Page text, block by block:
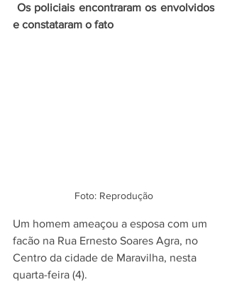
e constataram o fato
Foto: Reprodução
Um homem ameaçou a esposa com um
facão na Rua Ernesto Soares Agra, no
Centro da cidade de Maravilha, nesta
quarta-feira (4).